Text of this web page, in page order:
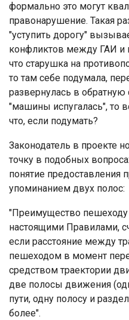
формально это могут
правонарушение. Такая
"уступить дорогу"
конфликтов между ГАИ и
что старушка на
то там себе подумала,
развернулась в обратную
"машины испугалась", то
что, если подумать?
Законодатель в проекте
точку в подобных
понятие предоставления
упоминанием двух полос:
"Преимущество пешеходу
настоящими Правилами,
если расстояние между
пешеходом в момент
средством траектории
две полосы движения
пути, одну полосу и
более".